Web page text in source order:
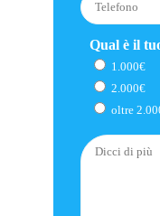
Qual è il
1.000€
2.000€
oltre